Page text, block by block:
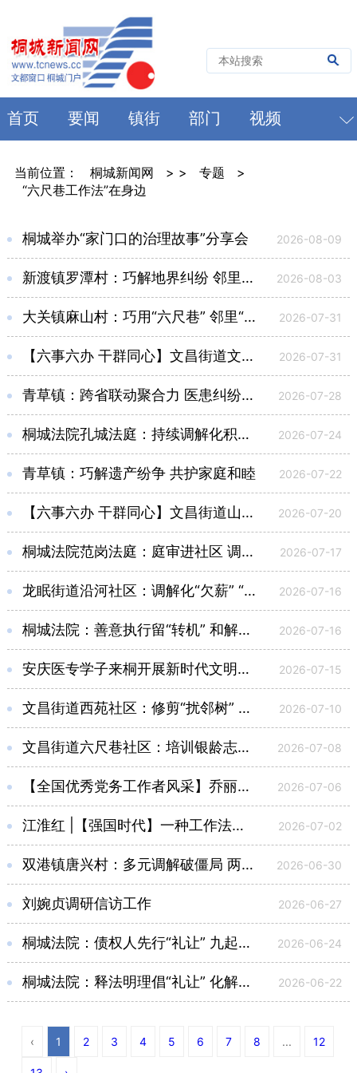
首页 要闻 镇街 部门 视频
当前位置： 桐城新闻网 > > 专题
>
“六尺巷工作法”在身边
桐城举办“家门口的治理故事”分享会 2026-08-09
新渡镇罗潭村：巧解地界纠纷 邻里重归于好 2026-08-03
大关镇麻山村：巧用“六尺巷” 邻里“皆如愿” 2026-07-31
【六事六办 干群同心】文昌街道文德社区：网格“梳”出邻里愁 礼让“调”顺两家心 2026-07-31
青草镇：跨省联动聚合力 医患纠纷巧化解 2026-07-28
桐城法院孔城法庭：持续调解化积案 卅载利息一笔清 2026-07-24
青草镇：巧解遗产纷争 共护家庭和睦 2026-07-22
【六事六办 干群同心】文昌街道山水龙城社区：抢修排水管 化解“邻里争” 2026-07-20
桐城法院范岗法庭：庭审进社区 调解止纷争 2026-07-17
龙眠街道沿河社区：调解化“欠薪” “礼让”和人心 2026-07-16
桐城法院：善意执行留“转机” 和解履约促“双赢” 2026-07-16
安庆医专学子来桐开展新时代文明实践志愿服务活动 2026-07-15
文昌街道西苑社区：修剪“扰邻树” 消除“心头忧” 2026-07-10
文昌街道六尺巷社区：培训银龄志愿者 赋能践“礼”解心结 2026-07-08
【全国优秀党务工作者风采】乔丽娟：实干为民 树立“善治社区”典范 2026-07-06
江淮红 |【强国时代】一种工作法：握好“六尺巷”金钥匙，解开基层治理“千千结” 2026-07-02
双港镇唐兴村：多元调解破僵局 两年边界纠纷终化解 2026-06-30
刘婉贞调研信访工作 2026-06-27
桐城法院：债权人先行“礼让” 九起金融借款案成功化解 2026-06-24
桐城法院：释法明理倡“礼让” 化解跨省买卖合同纠纷案 2026-06-22
‹ 1 2 3 4 5 6 7 8 ... 12